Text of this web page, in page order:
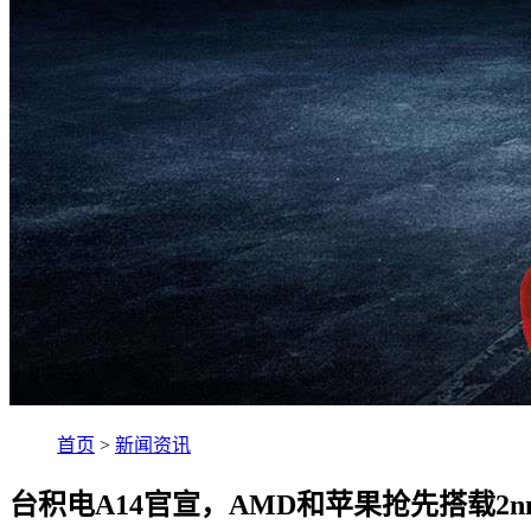
首页 > 新闻资讯
台积电A14官宣，AMD和苹果抢先搭载